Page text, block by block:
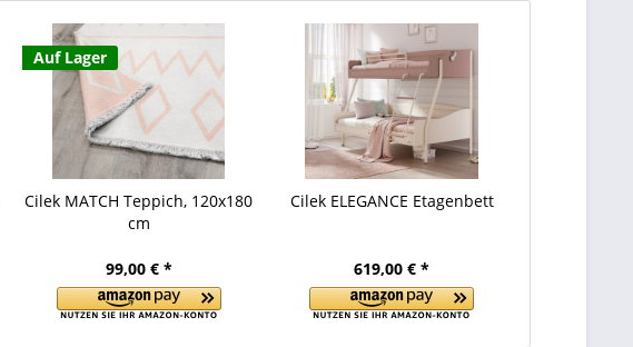
Auf Lager
Cilek MATCH Teppich, 120x180
cm
99,00 € *
Cilek ELEGANCE Etagenbett
619,00 € *